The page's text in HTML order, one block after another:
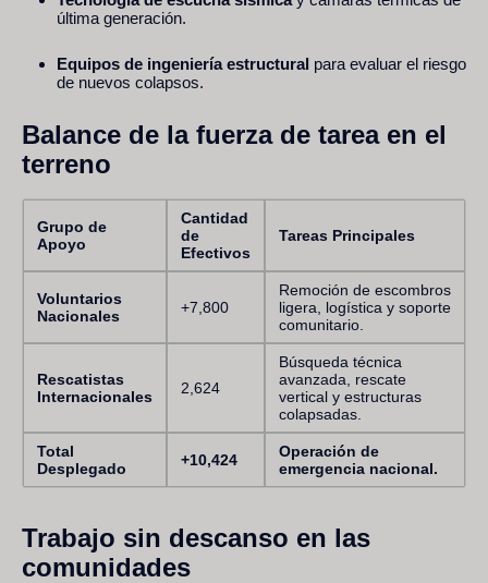
última generación.
Equipos de ingeniería estructural para evaluar el riesgo
de nuevos colapsos.
Balance de la fuerza de tarea en el
terreno
Grupo de
Apoyo
Cantidad
de
Efectivos
Tareas Principales
Voluntarios
Nacionales
+7,800
Remoción de escombros
ligera, logística y soporte
comunitario.
Rescatistas
Internacionales
2,624
Búsqueda técnica
avanzada, rescate
vertical y estructuras
colapsadas.
Total
Desplegado
+10,424
Operación de
emergencia nacional.
Trabajo sin descanso en las
comunidades